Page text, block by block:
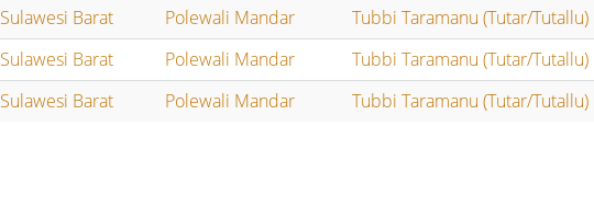
Sulawesi Barat
Polewali Mandar Tubbi Taramanu (Tutar/Tutallu)
Sulawesi Barat
Polewali Mandar Tubbi Taramanu (Tutar/Tutallu)
Sulawesi Barat
Polewali Mandar Tubbi Taramanu (Tutar/Tutallu)